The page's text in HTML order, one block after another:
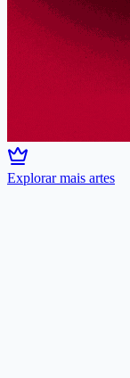
Explorar mais artes